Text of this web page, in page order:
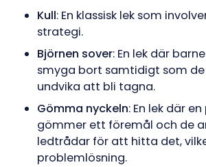
Kull: En klassisk lek som
strategi.
Björnen sover: En lek där
smyga bort samtidigt som
undvika att bli tagna.
Gömma nyckeln: En lek där
gömmer ett föremål och de
ledtrådar för att hitta det,
problemlösning.